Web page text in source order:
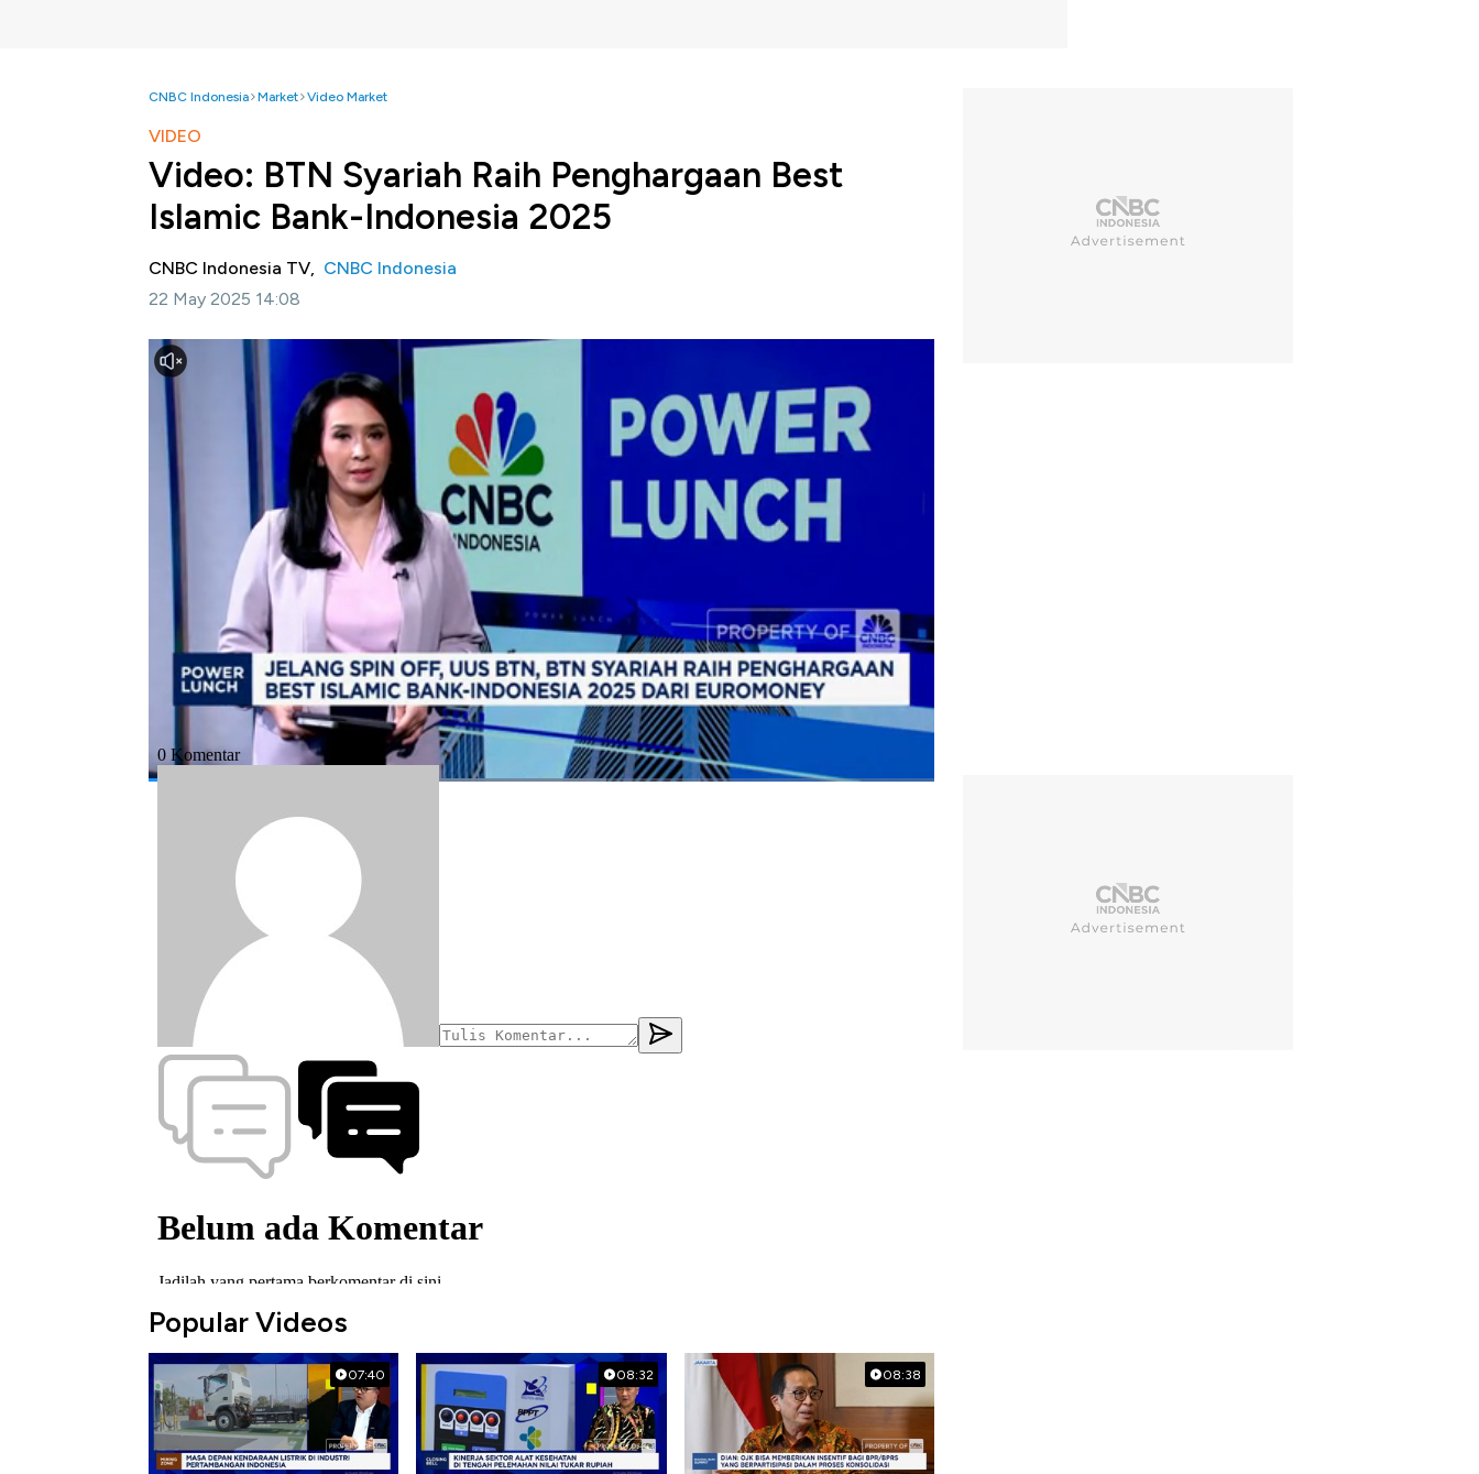
CNBC Indonesia Market Video Market
VIDEO
Video: BTN Syariah Raih Penghargaan Best
Islamic Bank-Indonesia 2025
CNBC Indonesia TV, CNBC Indonesia
22 May 2025 14:08
Jakarta, CNBC Indonesia-
Menjelang rencana spin off, Unit Usaha Syariah milik PT Bank Tabungan
Negara (Persero) Tbk (BTN) yakni BTN Syariah, sukses meraih penghargaan Best Islamic Bank-
Indonesia 2025 dari Euromoney. Penghargaan ini diberikan atas kinerja, transformasi, hingga
penerapan prinsip keberlanjutan dalam operasional bisnis BTN Syariah.
Selengkapnya dalam program Power Lunch CNBC Indonesia (Kamis, 22/05/2025) berikut ini.
Bagikan:
#uus #btn syariah #bank tabungan negara #euromoney
Popular Videos
07:40 08:32 08:38